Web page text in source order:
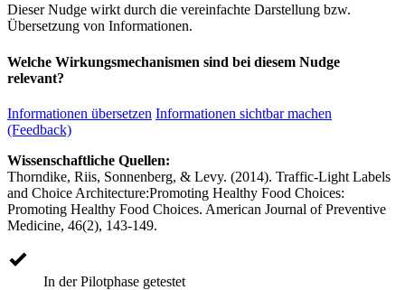
Dieser Nudge wirkt durch die vereinfachte Darstellung bzw.
Übersetzung von Informationen.
Welche Wirkungsmechanismen sind bei diesem Nudge
relevant?
Informationen übersetzen Informationen sichtbar machen
(Feedback)
Wissenschaftliche Quellen:
Thorndike, Riis, Sonnenberg, & Levy. (2014). Traffic-Light Labels
and Choice Architecture:Promoting Healthy Food Choices:
Promoting Healthy Food Choices. American Journal of Preventive
Medicine, 46(2), 143-149.
In der Pilotphase getestet